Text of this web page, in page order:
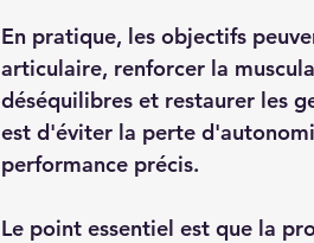
En pratique, les objectifs
articulaire, renforcer la
déséquilibres et restaurer les
est d'éviter la perte
performance précis.
Le point essentiel est que la